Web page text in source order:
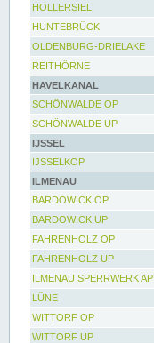
HOLLERSIEL
HUNTEBRÜCK
OLDENBURG-DRIELAKE
REITHÖRNE
HAVELKANAL
SCHÖNWALDE OP
SCHÖNWALDE UP
IJSSEL
IJSSELKOP
ILMENAU
BARDOWICK OP
BARDOWICK UP
FAHRENHOLZ OP
FAHRENHOLZ UP
ILMENAU SPERRWERK AP
LÜNE
WITTORF OP
WITTORF UP